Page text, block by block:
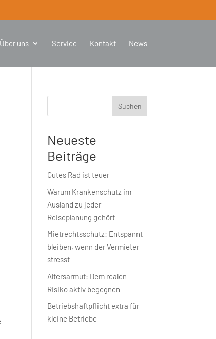
Über uns Service Kontakt News
Suchen
Neueste
Beiträge
Gutes Rad ist teuer
Warum Krankenschutz im
Ausland zu jeder
Reiseplanung gehört
Mietrechtsschutz: Entspannt
bleiben, wenn der Vermieter
stresst
Altersarmut: Dem realen
Risiko aktiv begegnen
Betriebshaft­pflicht extra für
kleine Betriebe